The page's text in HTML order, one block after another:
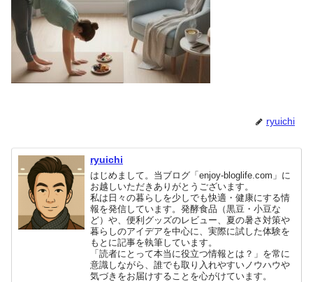
ryuichi
ryuichi
はじめまして。当ブログ「enjoy-bloglife.com」に
お越しいただきありがとうございます。
私は日々の暮らしを少しでも快適・健康にする情
報を発信しています。発酵食品（黒豆・小豆な
ど）や、便利グッズのレビュー、夏の暑さ対策や
暮らしのアイデアを中心に、実際に試した体験を
もとに記事を執筆しています。
「読者にとって本当に役立つ情報とは？」を常に
意識しながら、誰でも取り入れやすいノウハウや
気づきをお届けすることを心がけています。